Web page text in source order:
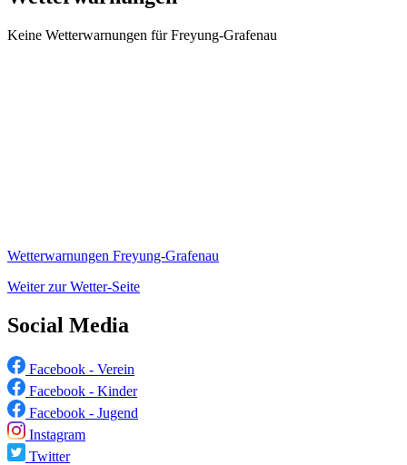
Keine Wetterwarnungen für Freyung-Grafenau
Wetterwarnungen Freyung-Grafenau
Weiter zur Wetter-Seite
Social Media
Facebook - Verein
Facebook - Kinder
Facebook - Jugend
Instagram
Twitter